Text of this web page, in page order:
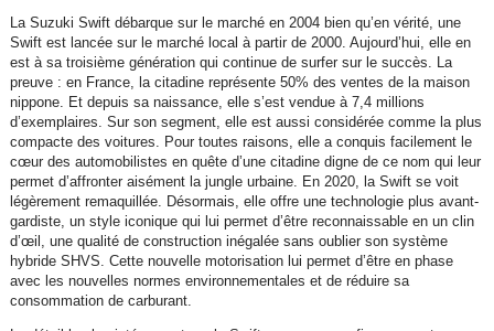
La Suzuki Swift débarque sur le marché en 2004 bien qu’en vérité, une
Swift est lancée sur le marché local à partir de 2000. Aujourd’hui, elle en
est à sa troisième génération qui continue de surfer sur le succès. La
preuve : en France, la citadine représente 50% des ventes de la maison
nippone. Et depuis sa naissance, elle s’est vendue à 7,4 millions
d’exemplaires. Sur son segment, elle est aussi considérée comme la plus
compacte des voitures. Pour toutes raisons, elle a conquis facilement le
cœur des automobilistes en quête d’une citadine digne de ce nom qui leur
permet d’affronter aisément la jungle urbaine. En 2020, la Swift se voit
légèrement remaquillée. Désormais, elle offre une technologie plus avant-
gardiste, un style iconique qui lui permet d’être reconnaissable en un clin
d’œil, une qualité de construction inégalée sans oublier son système
hybride SHVS. Cette nouvelle motorisation lui permet d’être en phase
avec les nouvelles normes environnementales et de réduire sa
consommation de carburant.